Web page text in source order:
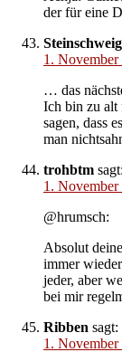
der für eine
1.
… das
Ich bin zu alt
sagen, dass
man
trohbtm sagt:
1.
@hrumsch:
Absolut
immer
jeder, aber
bei mir
Ribben sagt:
1.